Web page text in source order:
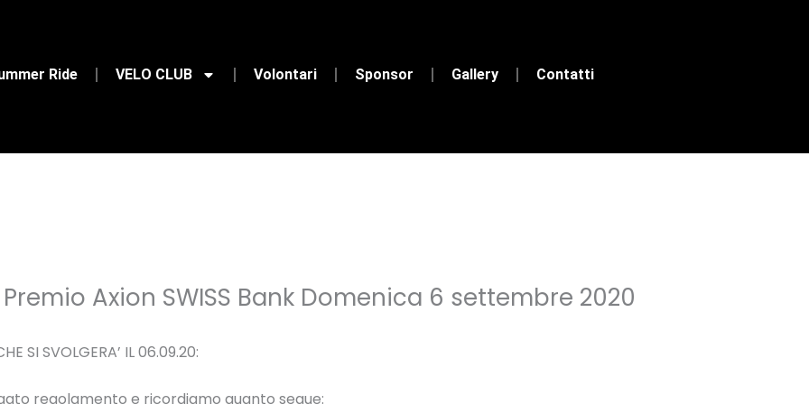
Ride VELO CLUB Volontari Sponsor Gallery Contatti
Axion SWISS Bank Domenica 6 settembre 2020
SI SVOLGERA’ IL 06.09.20:
regolamento e ricordiamo quanto segue: